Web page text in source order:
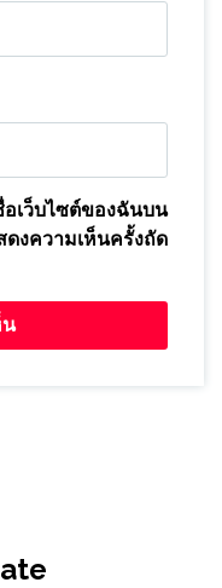
บไซต์ของฉันบน
งความเห็นครั้งถัด